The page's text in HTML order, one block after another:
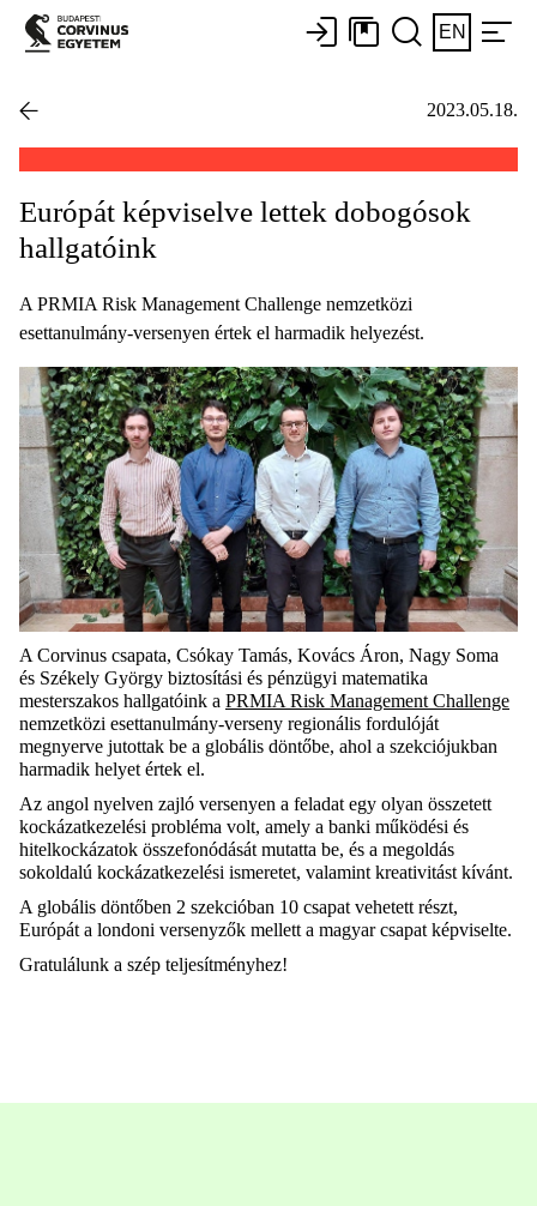
EN
2023.05.18.
Európát képviselve lettek dobogósok
hallgatóink
A PRMIA Risk Management Challenge nemzetközi
esettanulmány-versenyen értek el harmadik helyezést.
A Corvinus csapata, Csókay Tamás, Kovács Áron, Nagy Soma
és Székely György biztosítási és pénzügyi matematika
mesterszakos hallgatóink a PRMIA Risk Management Challenge
nemzetközi esettanulmány-verseny regionális fordulóját
megnyerve jutottak be a globális döntőbe, ahol a szekciójukban
harmadik helyet értek el.
Az angol nyelven zajló versenyen a feladat egy olyan összetett
kockázatkezelési probléma volt, amely a banki működési és
hitelkockázatok összefonódását mutatta be, és a megoldás
sokoldalú kockázatkezelési ismeretet, valamint kreativitást kívánt.
A globális döntőben 2 szekcióban 10 csapat vehetett részt,
Európát a londoni versenyzők mellett a magyar csapat képviselte.
Gratulálunk a szép teljesítményhez!